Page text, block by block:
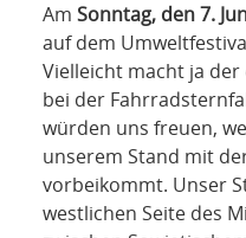
Am Sonntag, den 7.
auf dem
Vielleicht macht ja
bei der
würden uns freuen,
unserem Stand mit
vorbeikommt. Unser
westlichen Seite des